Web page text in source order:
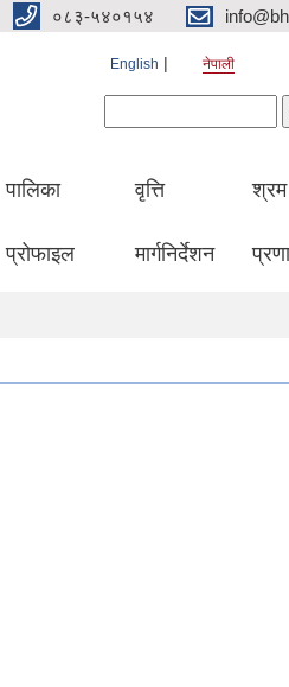
०८३-५४०१५४
English नेपाली
पालिका
प्रोफाइल
वृत्ति
मार्गनिर्देशन